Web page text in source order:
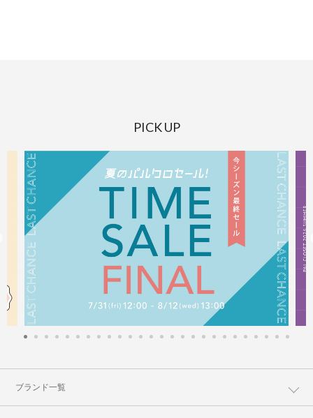
PICK UP
ブランド一覧